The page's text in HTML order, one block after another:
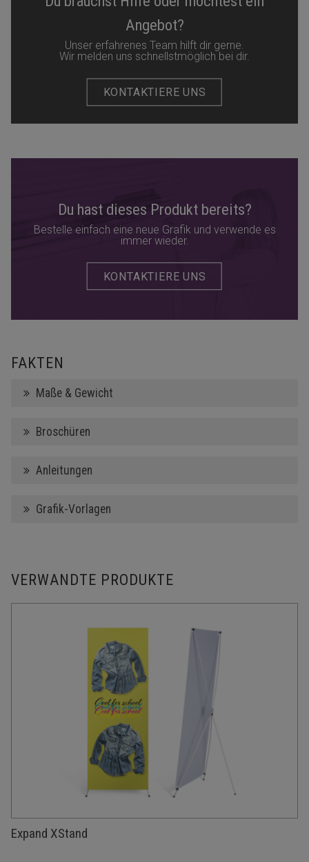
Angebot?
Unser erfahrenes Team hilft dir gerne.
Wir melden uns schnellstmöglich bei dir.
KONTAKTIERE UNS
Du hast dieses Produkt bereits?
Bestelle einfach eine neue Grafik und verwende es
immer wieder.
KONTAKTIERE UNS
FAKTEN
Maße & Gewicht
Broschüren
Anleitungen
Grafik-Vorlagen
VERWANDTE PRODUKTE
Expand XStand